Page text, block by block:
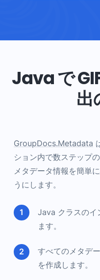
Java で
出
GroupDocs.Metadata
ション内で数ステップ
メタデータ情報を簡単
うにします。
Java クラスのイ
ます。
すべてのメタデ
を作成します。